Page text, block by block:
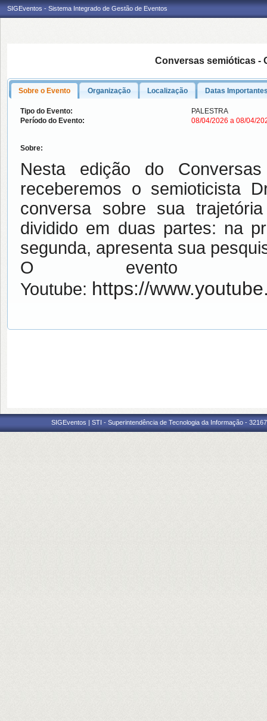
SIGEventos - Sistema Integrado de Gestão de Eventos
Conversas semióticas -
Sobre o Evento Organização Localização Datas
Tipo do Evento:
PALESTRA
Período do Evento:
08/04/2026 a 08/04/
Sobre:
Nesta edição do
receberemos o semioticista
conversa sobre sua
dividido em duas partes: na
segunda, apresenta sua
O evento
Youtube: https://
SIGEventos | STI - Superintendência de Tecnologia da Informação -